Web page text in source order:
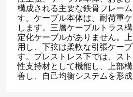
構成される主要な鉄骨フレー
す。ケーブル本体は、耐荷重
します。三層ケーブルトラス
定化ケーブルがありません。
用し、下弦は柔軟な引張ケー
す。プレストレス下では、ス
性支持材として機能し、上部
善し、自己均衡システムを形成